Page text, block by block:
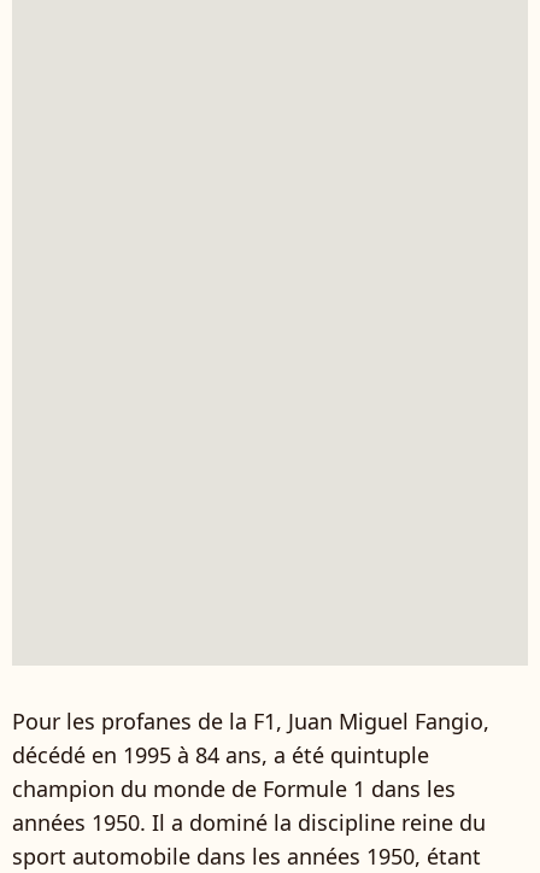
Pour les profanes de la F1, Juan Miguel Fangio,
décédé en 1995 à 84 ans, a été quintuple
champion du monde de Formule 1 dans les
années 1950. Il a dominé la discipline reine du
sport automobile dans les années 1950, étant